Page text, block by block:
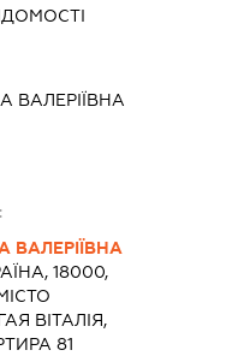
ВАЛЕРІЇВНА
ВАЛЕРІЇВНА
18000,
ВІТАЛІЯ,
81